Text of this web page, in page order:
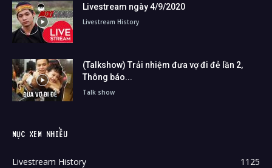
Livestream ngày 4/9/2020
Livestream History
(Talkshow) Trải nhiệm đưa vợ đi đẻ lần 2,
Thông báo...
Talk show
MỤC XEM NHIỀU
Livestream History
1125